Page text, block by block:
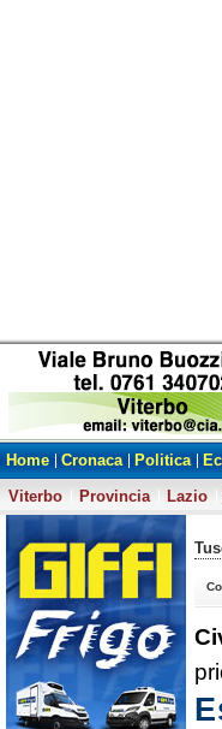
Home Cronaca Politica
Viterbo
Provincia Lazio